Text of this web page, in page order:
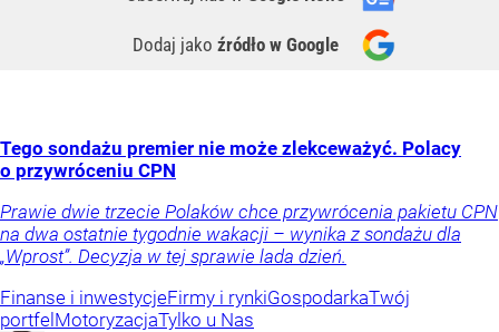
Dodaj jako źródło w Google
Tego sondażu premier nie może zlekceważyć. Polacy
o przywróceniu CPN
Prawie dwie trzecie Polaków chce przywrócenia pakietu CPN
na dwa ostatnie tygodnie wakacji – wynika z sondażu dla
„Wprost”. Decyzja w tej sprawie lada dzień.
Finanse i inwestycjeFirmy i rynkiGospodarkaTwój
portfel MotoryzacjaTylko u Nas